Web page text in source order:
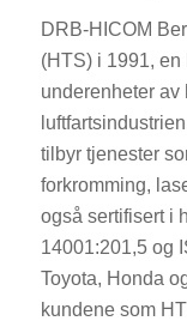
DRB-HICOM
(HTS) i 1991,
underenheter av
tilbyr tjenester
forkromming,
også sertifisert i
14001:201,5 og
Toyota, Honda
kundene som